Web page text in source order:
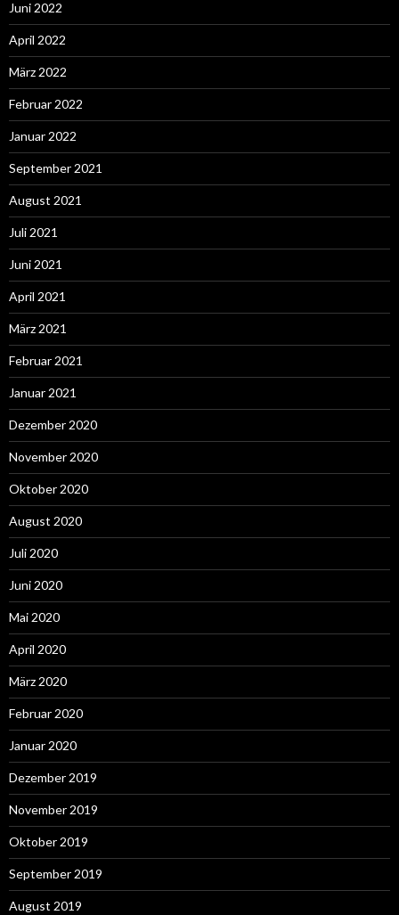
Juni 2022
April 2022
März 2022
Februar 2022
Januar 2022
September 2021
August 2021
Juli 2021
Juni 2021
April 2021
März 2021
Februar 2021
Januar 2021
Dezember 2020
November 2020
Oktober 2020
August 2020
Juli 2020
Juni 2020
Mai 2020
April 2020
März 2020
Februar 2020
Januar 2020
Dezember 2019
November 2019
Oktober 2019
September 2019
August 2019